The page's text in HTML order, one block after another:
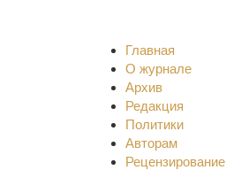
Главная
О журнале
Архив
Редакция
Политики
Авторам
Рецензирование